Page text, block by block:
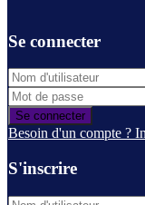
Se connecter
Se connecter
Besoin d'un compte ?
S'inscrire